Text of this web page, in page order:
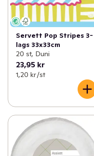
Servett Pop Stripes 3-
lags 33x33cm
20 st, Duni
23,95 kr
1,20 kr /st